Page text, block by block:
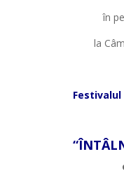
în
la